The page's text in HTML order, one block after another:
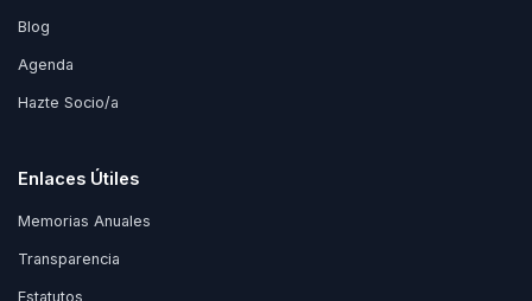
Blog
Agenda
Hazte Socio/a
Enlaces Útiles
Memorias Anuales
Transparencia
Estatutos